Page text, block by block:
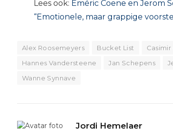
Lees ook: Eméric Coene en Jerom
“Emotionele, maar grappige
Alex Roosemeyers Bucket List Casimir
Hannes Vandersteene
Jan Schepens
Wanne Synnave
Jordi Hemelaer